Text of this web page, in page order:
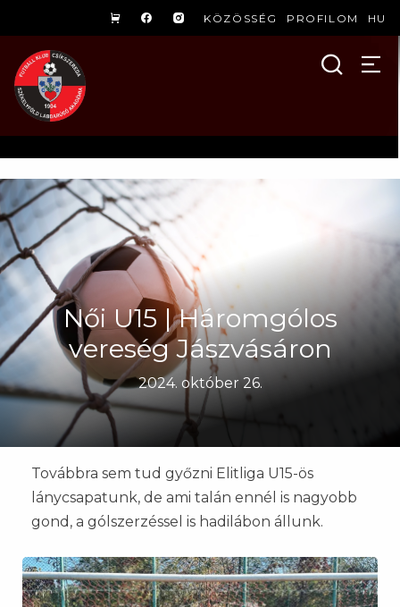
KÖZÖSSÉG PROFILOM HU
Női U15 | Háromgólos
vereség Jászvásáron
2024. október 26.
Továbbra sem tud győzni Elitliga U15-ös
lánycsapatunk, de ami talán ennél is nagyobb
gond, a gólszerzéssel is hadilábon állunk.